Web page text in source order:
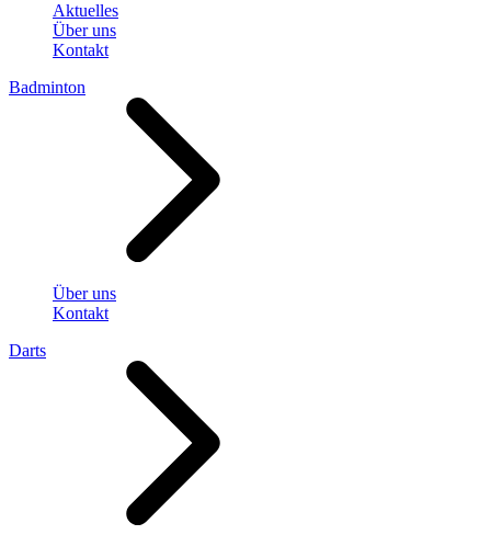
Aktuelles
Über uns
Kontakt
Badminton
Über uns
Kontakt
Darts